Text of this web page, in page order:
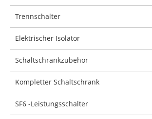
Trennschalter
Elektrischer Isolator
Schaltschrankzubehör
Kompletter Schaltschrank
SF6 -Leistungsschalter